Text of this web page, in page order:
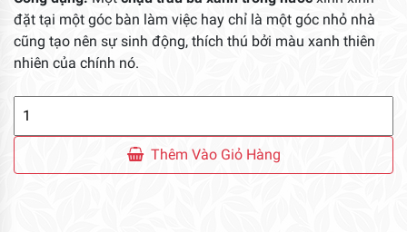
đặt tại một góc bàn làm việc hay chỉ là một góc nhỏ nhà
cũng tạo nên sự sinh động, thích thú bởi màu xanh thiên
nhiên của chính nó.
Xanh
Thêm Vào Giỏ Hàng